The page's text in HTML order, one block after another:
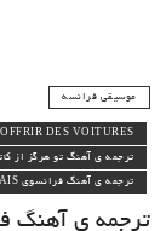
موسیقی فرانسه
DES VOITURES
ترجمه ی آهنگ تو هرگز از
ترجمه ی آهنگ فرانسوی TOI JAMAIS از CATHERINE DENEUVE